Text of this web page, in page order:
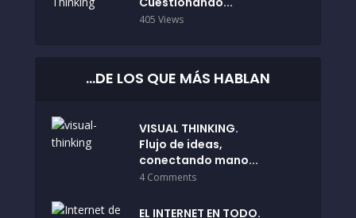
405 Views
…DE LOS QUE MÁS HABLAN
VISUAL THINKING.
Flujo de ideas,
conectando mano...
4 Comments
EL INTERNET EN TODO.